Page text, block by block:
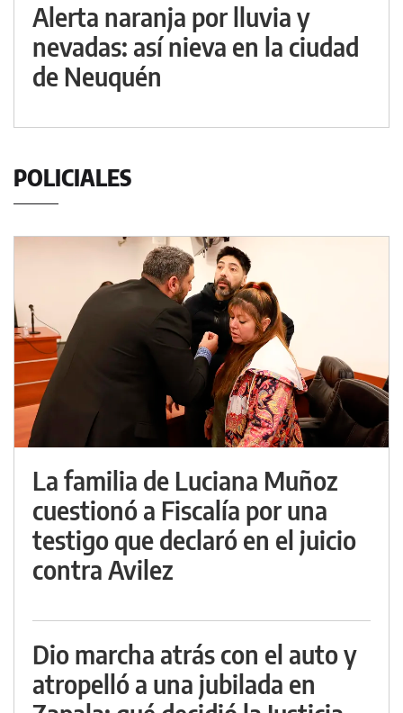
Alerta naranja por lluvia y
nevadas: así nieva en la ciudad
de Neuquén
POLICIALES
La familia de Luciana Muñoz
cuestionó a Fiscalía por una
testigo que declaró en el juicio
contra Avilez
Dio marcha atrás con el auto y
atropelló a una jubilada en